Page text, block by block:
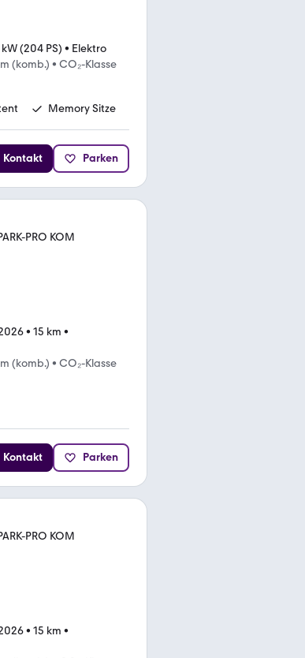
(204 PS) • Elektro
(komb.) • CO₂-Klasse
Memory Sitze
Kontakt Parken
PRO KOM
• 15 km •
(komb.) • CO₂-Klasse
Kontakt Parken
PRO KOM
• 15 km •